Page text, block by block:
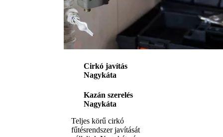
Cirkó javítás
Nagykáta
Kazán szerelés
Nagykáta
Teljes körű cirkó
fűtésrendszer javítását